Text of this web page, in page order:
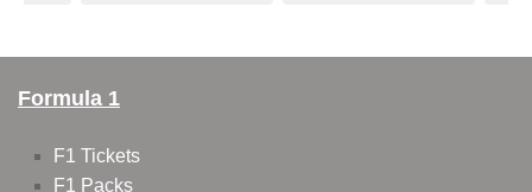
Formula 1
F1 Tickets
F1 Packs